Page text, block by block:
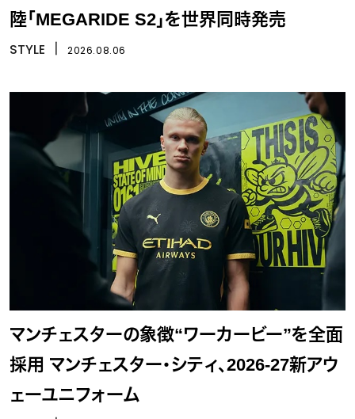
陸「MEGARIDE S2」を世界同時発売
STYLE 2026.08.06
マンチェスターの象徴“ワーカービー”を全面
採用 マンチェスター・シティ、2026-27新アウ
ェーユニフォーム